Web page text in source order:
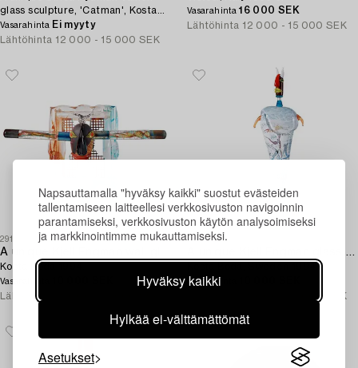
Napsauttamalla "hyväksy kaikki" suostut evästeiden
tallentamiseen laitteellesi verkkosivuston navigoinnin
parantamiseksi, verkkosivuston käytön analysoimiseksi
ja markkinointimme mukauttamiseksi.
Hyväksy kaikki
Hylkää ei-välttämättömät
Asetukset
glass sculpture, 'Catman', Kosta
Boda 1987.
Vasarahinta Ei myyty
Lähtöhinta 12 000 - 15 000 SEK
Vasarahinta16 000 SEK
Lähtöhinta 12 000 - 15 000 SEK
291
Kosta Boda 1994.
Vasarahinta
Lähtöhinta
294
A unique Kjell Engman glass sculpture,
Kosta Boda, Sweden 1994.
Vasarahinta
12 000 - 15 000 SEK